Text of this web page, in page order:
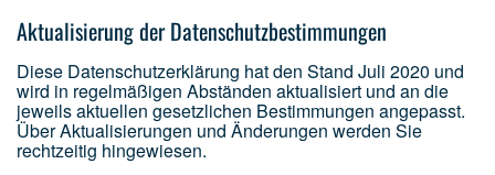
Aktualisierung der Datenschutzbestimmungen
Diese Datenschutzerklärung hat den Stand Juli 2020 und
wird in regelmäßigen Abständen aktualisiert und an die
jeweils aktuellen gesetzlichen Bestimmungen angepasst.
Über Aktualisierungen und Änderungen werden Sie
rechtzeitig hingewiesen.